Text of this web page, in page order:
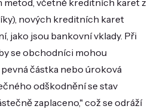
nových kreditních karet
jako jsou bankovní vklady. Při
se obchodníci mohou
částka nebo úroková
odškodnění se stav
zaplaceno," což se odráží